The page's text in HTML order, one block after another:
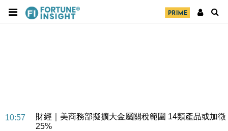
14:50
地產｜大酒店中期轉賺2300萬元 斥21億翻新香港及
東京半島
10:57
財經｜美商務部擬擴大金屬關稅範圍 14類產品或加徵
25%